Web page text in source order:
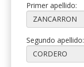
Primer apellido:
Segundo apellido: